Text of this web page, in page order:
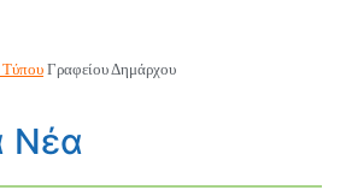
ΤύπουΓραφείου Δημάρχου
Νέα